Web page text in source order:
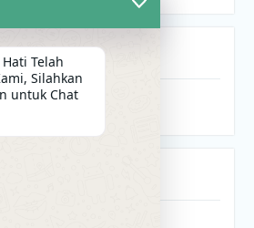
Telah
Silahkan
untuk Chat